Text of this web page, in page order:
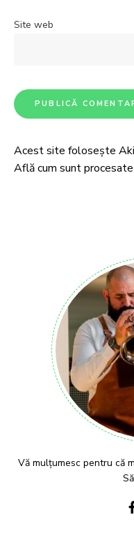
Site web
Acest site folosește
Află cum sunt
Vă mulțumesc pentru că